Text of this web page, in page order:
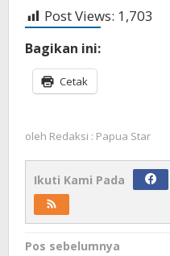
Post Views: 1,703
Bagikan ini:
Cetak
oleh Redaksi : Papua Star
Ikuti Kami Pada
Navigasi
Pos sebelumnya